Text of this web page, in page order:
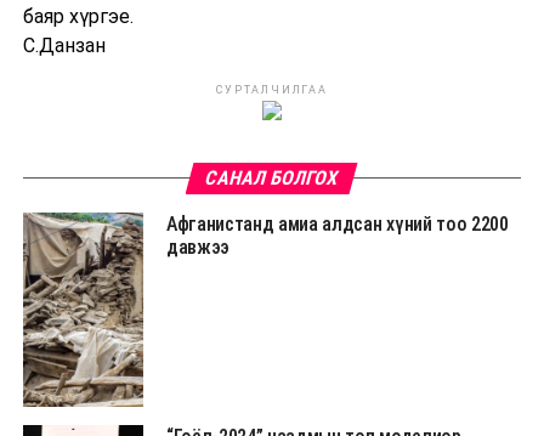
баяр хүргэе.
С.Данзан
СУРТАЛЧИЛГАА
САНАЛ БОЛГОХ
Афганистанд амиа алдсан хүний тоо 2200
давжээ